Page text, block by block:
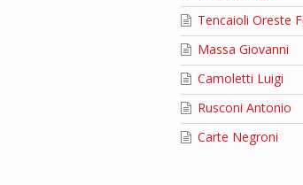
Tencaioli Oreste
Massa Giovanni
Camoletti Luigi
Rusconi Antonio
Carte Negroni